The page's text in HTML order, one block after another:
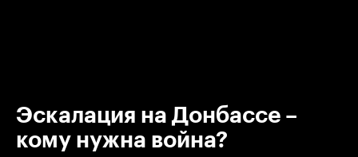
Эскалация на Донбассе –
кому нужна война?